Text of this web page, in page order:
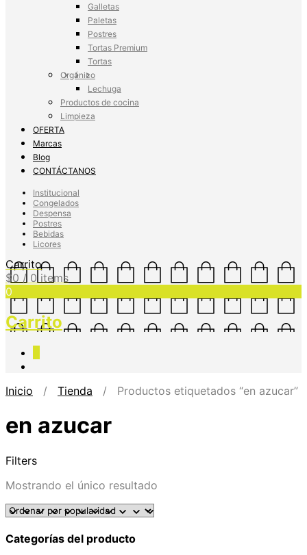
Galletas
Paletas
Postres
Tortas Premium
Tortas
Orgánico
Lechuga
Productos de cocina
Limpieza
OFERTA
Marcas
Blog
CONTÁCTANOS
Institucional
Congelados
Despensa
Postres
Bebidas
Licores
Carrito
$0 / 0 items
0
Carrito
Inicio / Tienda / Productos etiquetados “en azucar”
en azucar
Filters
Mostrando el único resultado
Categorías del producto